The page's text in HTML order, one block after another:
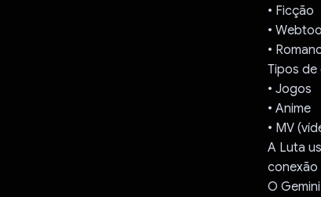
• Ficção
•
•
Tipos de
• Jogos
• Anime
• MV
A Luta
conexão
O